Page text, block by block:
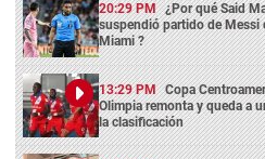
20:29 PM ¿Por qué Said
suspendió partido de Messi
Miami ?
13:29 PM Copa
Olimpia remonta y queda a
la clasificación